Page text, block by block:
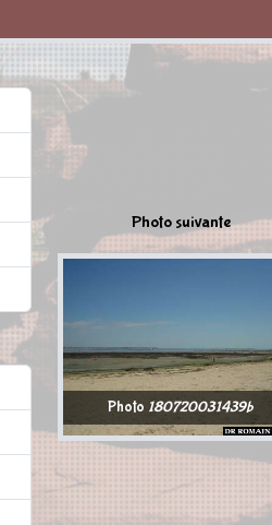
Photo suivante
Photo 180720031439b